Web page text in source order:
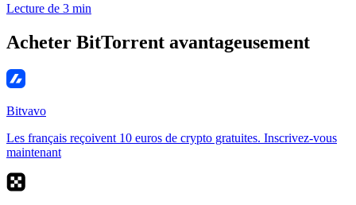
Lecture de 3 min
Acheter BitTorrent avantageusement
Bitvavo
Les français reçoivent 10 euros de crypto gratuites. Inscrivez-vous
maintenant